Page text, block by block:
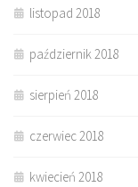
listopad 2018
październik 2018
sierpień 2018
czerwiec 2018
kwiecień 2018